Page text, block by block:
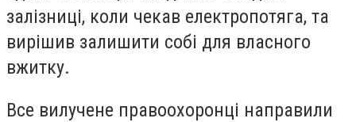
залізниці, коли чекав електропотяга, та
вирішив залишити собі для власного
вжитку.
Все вилучене правоохоронці направили